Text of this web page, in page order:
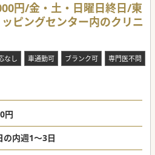
円/金・土・日曜日終日/東
ピングセンター内のクリニ
なし 車通勤可 ブランク可 専門医不問
円
の内週1～3日